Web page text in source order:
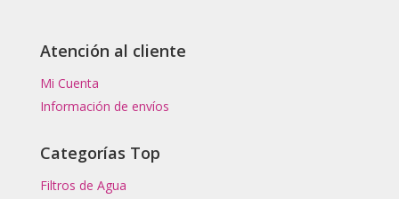
Atención al cliente
Mi Cuenta
Información de envíos
Categorías Top
Filtros de Agua